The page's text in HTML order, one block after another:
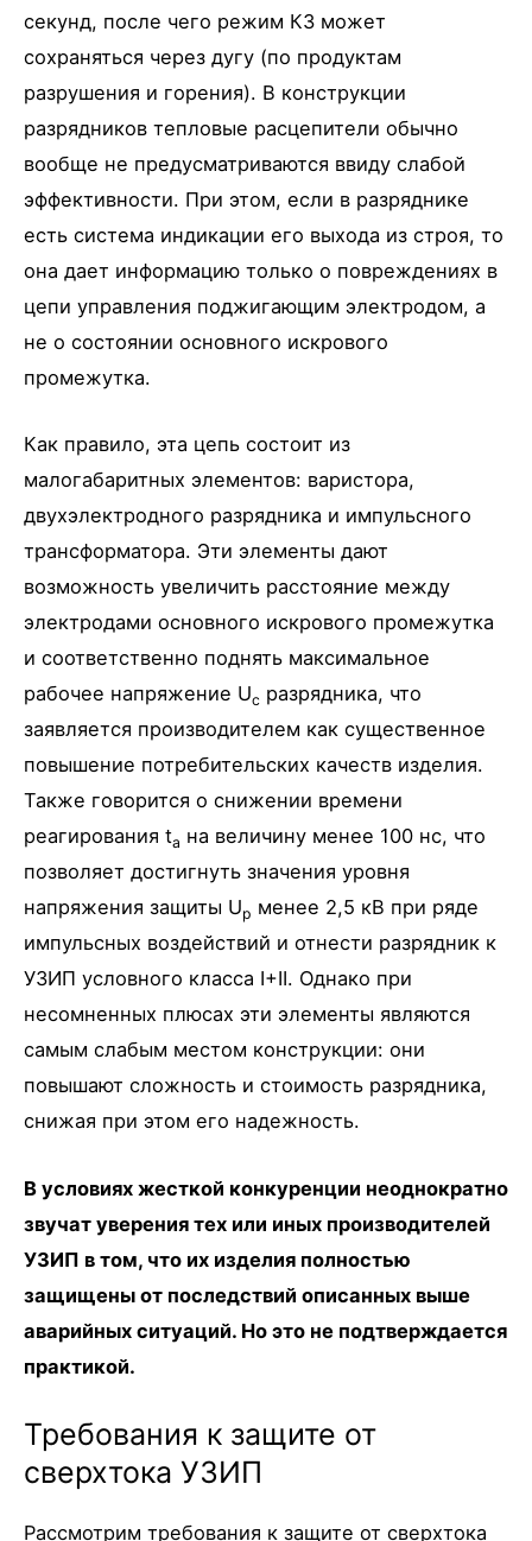
секунд, после чего режим КЗ может
сохраняться через дугу (по продуктам
разрушения и горения). В конструкции
разрядников тепловые расцепители обычно
вообще не предусматриваются ввиду слабой
эффективности. При этом, если в разряднике
есть система индикации его выхода из строя, то
она дает информацию только о повреждениях в
цепи управления поджигающим электродом, а
не о состоянии основного искрового
промежутка.
Как правило, эта цепь состоит из
малогабаритных элементов: варистора,
двухэлектродного разрядника и импульсного
трансформатора. Эти элементы дают
возможность увеличить расстояние между
электродами основного искрового промежутка
и соответственно поднять максимальное
рабочее напряжение Uc разрядника, что
заявляется производителем как существенное
повышение потребительских качеств изделия.
Также говорится о снижении времени
реагирования ta на величину менее 100 нс, что
позволяет достигнуть значения уровня
напряжения защиты Up менее 2,5 кВ при ряде
импульсных воздействий и отнести разрядник к
УЗИП условного класса I+II. Однако при
несомненных плюсах эти элементы являются
самым слабым местом конструкции: они
повышают сложность и стоимость разрядника,
снижая при этом его надежность.
В условиях жесткой конкуренции неоднократно
звучат уверения тех или иных производителей
УЗИП в том, что их изделия полностью
защищены от последствий описанных выше
аварийных ситуаций. Но это не подтверждается
практикой.
Требования к защите от
сверхтока УЗИП
Рассмотрим требования к защите от сверхтока